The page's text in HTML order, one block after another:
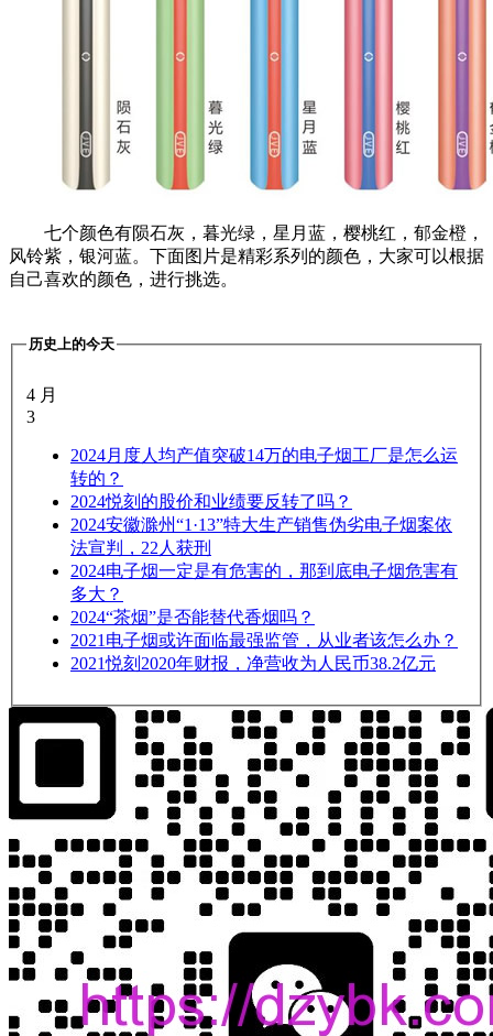
七个颜色有陨石灰，暮光绿，星月蓝，樱桃红，郁金橙，
风铃紫，银河蓝。下面图片是精彩系列的颜色，大家可以根据
自己喜欢的颜色，进行挑选。
历史上的今天
4 月
3
2024月度人均产值突破14万的电子烟工厂是怎么运
转的？
2024悦刻的股价和业绩要反转了吗？
2024安徽滁州“1·13”特大生产销售伪劣电子烟案依
法宣判，22人获刑
2024电子烟一定是有危害的，那到底电子烟危害有
多大？
2024“茶烟”是否能替代香烟吗？
2021 电子烟或许面临最强监管，从业者该怎么办？
2021悦刻2020年财报，净营收为人民币38.2亿元